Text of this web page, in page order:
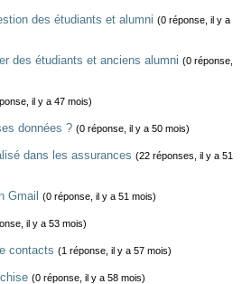
des étudiants et alumni (0 réponse, il y a
des étudiants et anciens alumni (0 réponse,
il y a 47 mois)
données ? (0 réponse, il y a 50 mois)
dans les assurances (22 réponses, il y a 51
Gmail (0 réponse, il y a 51 mois)
il y a 53 mois)
contacts (1 réponse, il y a 57 mois)
(0 réponse, il y a 58 mois)